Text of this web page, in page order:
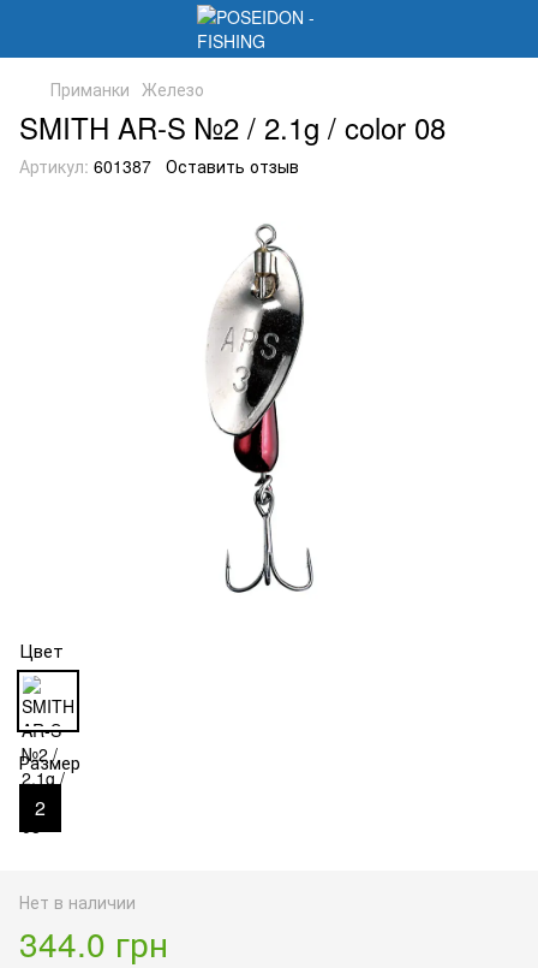
Приманки Железо
SMITH AR-S №2 / 2.1g / color 08
Артикул: 601387 Оставить отзыв
Цвет
Размер
2
Нет в наличии
344.0 грн